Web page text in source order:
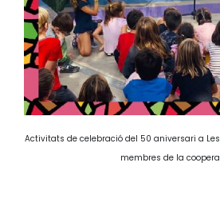
Activitats de celebració del 50 aniversari a
membres de la